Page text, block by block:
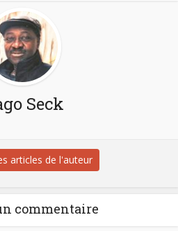
Seck
articles de l'auteur
commentaire